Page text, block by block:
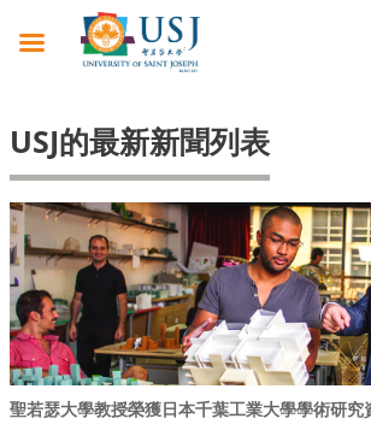
USJ的最新新聞列表
聖若瑟大學教授榮獲日本千葉工業大學學術研究